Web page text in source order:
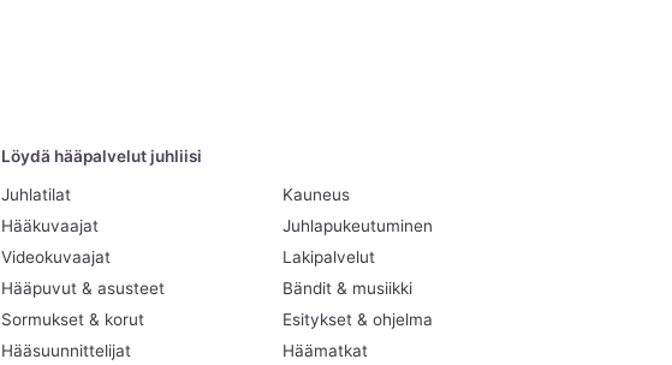
Löydä hääpalvelut juhliisi
Juhlatilat
Hääkuvaajat
Videokuvaajat
Hääpuvut & asusteet
Sormukset & korut
Hääsuunnittelijat
Kauneus
Juhlapukeutuminen
Lakipalvelut
Bändit & musiikki
Esitykset & ohjelma
Häämatkat